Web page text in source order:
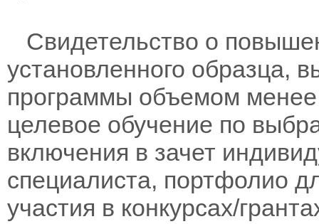
Свидетельство о
установленного образца,
программы объемом менее
целевое обучение по
включения в зачет
специалиста, портфолио
участия в конкурсах/